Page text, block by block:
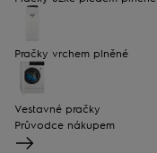
Pračky vrchem plněné
Vestavné pračky
Průvodce nákupem